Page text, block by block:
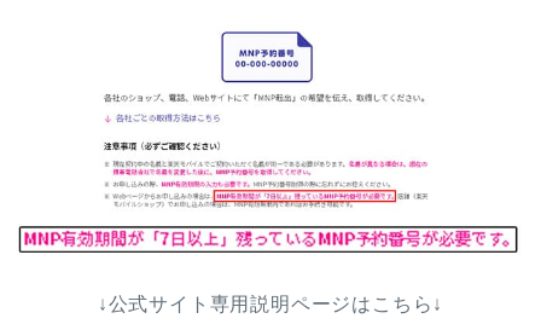
↓公式サイト専用説明ページはこちら↓